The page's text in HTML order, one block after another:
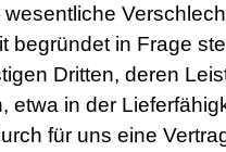
begründet in Frage
Dritten, deren
in der
für uns eine